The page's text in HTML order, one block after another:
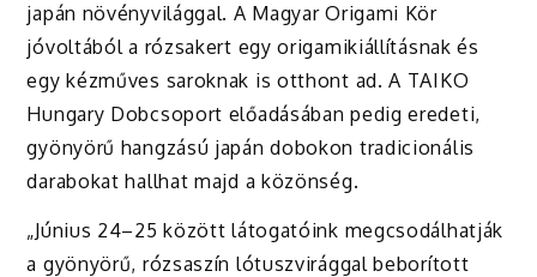
japán növényvilággal. A Magyar Origami Kör
jóvoltából a rózsakert egy origamikiállításnak és
egy kézműves saroknak is otthont ad. A TAIKO
Hungary Dobcsoport előadásában pedig eredeti,
gyönyörű hangzású japán dobokon tradicionális
darabokat hallhat majd a közönség.
„Június 24–25 között látogatóink megcsodálhatják
a gyönyörű, rózsaszín lótuszvirággal beborított